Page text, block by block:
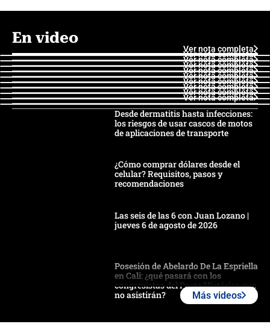
En video
Ver nota completa
Ver nota completa
Ver nota completa
Ver nota completa
Ver nota completa
Ver nota completa
Ver nota completa
Ver nota completa
Ver nota completa
Ver nota completa
Desde dermatitis hasta infecciones:
los riesgos de usar cascos de motos
de aplicaciones de transporte
¿Cómo comprar dólares desde el
celular? Requisitos, pasos y
recomendaciones
Las seis de las 6 con Juan Lozano |
jueves 6 de agosto de 2026
Posesión de Abelardo De La Espriella
en Cali: ¿qué pasará con los
congresistas del Pacto Histórico que
no asistirán?
Más videos